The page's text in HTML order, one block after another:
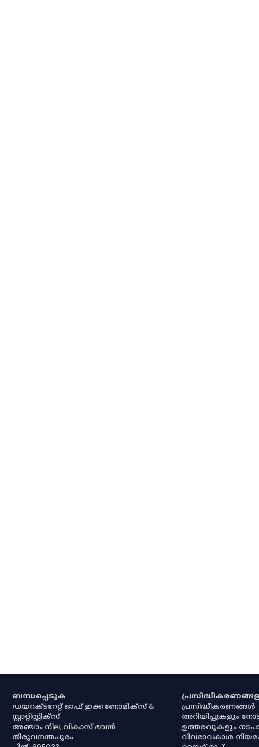
ബന്ധപ്പെടുക
ഡയറക്ടറേറ്റ് ഓഫ് ഇക്കണോമിക്സ് &
സ്റ്റാറ്റിസ്റ്റിക്സ്
അഞ്ചാം നില, വികാസ് ഭവൻ
തിരുവനന്തപുരം
പ്രസിദ്ധീകരണങ്ങൾ
അറിയിപ്പുകളും
ഉത്തരവുകളും
വിവരാവകാശ